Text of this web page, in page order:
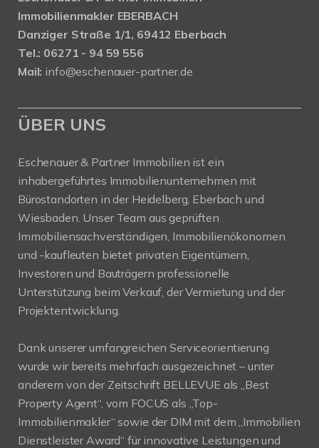
Immobilienmakler EBERBACH
Danziger Straße 1/1, 69412 Eberbach
Tel.: 06271 - 94 59 556
Mail: info@eschenauer-partner.de
ÜBER UNS
Eschenauer & Partner Immobilien ist ein
inhabergeführtes Immobilienunternehmen mit
Bürostandorten in der Heidelberg, Eberbach und
Wiesbaden. Unser Team aus geprüften
Immobiliensachverständigen, Immobilienökonomen
und -kaufleuten bietet privaten Eigentümern,
Investoren und Bauträgern professionelle
Unterstützung beim Verkauf, der Vermietung und der
Projektentwicklung.
Dank unserer umfangreichen Serviceorientierung
wurde wir bereits mehrfach ausgezeichnet – unter
anderem von der Zeitschrift BELLEVUE als „Best
Property Agent“, vom FOCUS als „Top-
Immobilienmakler“ sowie der DIM mit dem „Immobilien
Dienstleister Award“ für innovative Leistungen und